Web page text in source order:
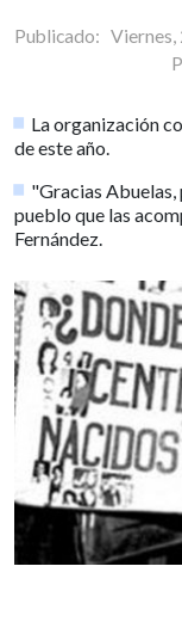
Publicado: Viernes,
La organización
de este año.
"Gracias
pueblo que las
Fernández.